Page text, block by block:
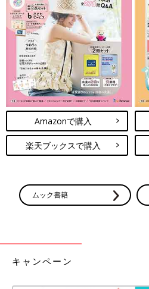
Amazonで購入
楽天ブックスで購入
ムック書籍
キャンペーン